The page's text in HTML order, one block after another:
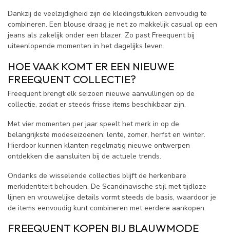
Dankzij de veelzijdigheid zijn de kledingstukken eenvoudig te
combineren. Een blouse draag je net zo makkelijk casual op een
jeans als zakelijk onder een blazer. Zo past Freequent bij
uiteenlopende momenten in het dagelijks leven.
HOE VAAK KOMT ER EEN NIEUWE
FREEQUENT COLLECTIE?
Freequent brengt elk seizoen nieuwe aanvullingen op de
collectie, zodat er steeds frisse items beschikbaar zijn.
Met vier momenten per jaar speelt het merk in op de
belangrijkste modeseizoenen: lente, zomer, herfst en winter.
Hierdoor kunnen klanten regelmatig nieuwe ontwerpen
ontdekken die aansluiten bij de actuele trends.
Ondanks de wisselende collecties blijft de herkenbare
merkidentiteit behouden. De Scandinavische stijl met tijdloze
lijnen en vrouwelijke details vormt steeds de basis, waardoor je
de items eenvoudig kunt combineren met eerdere aankopen.
FREEQUENT KOPEN BIJ BLAUWMODE